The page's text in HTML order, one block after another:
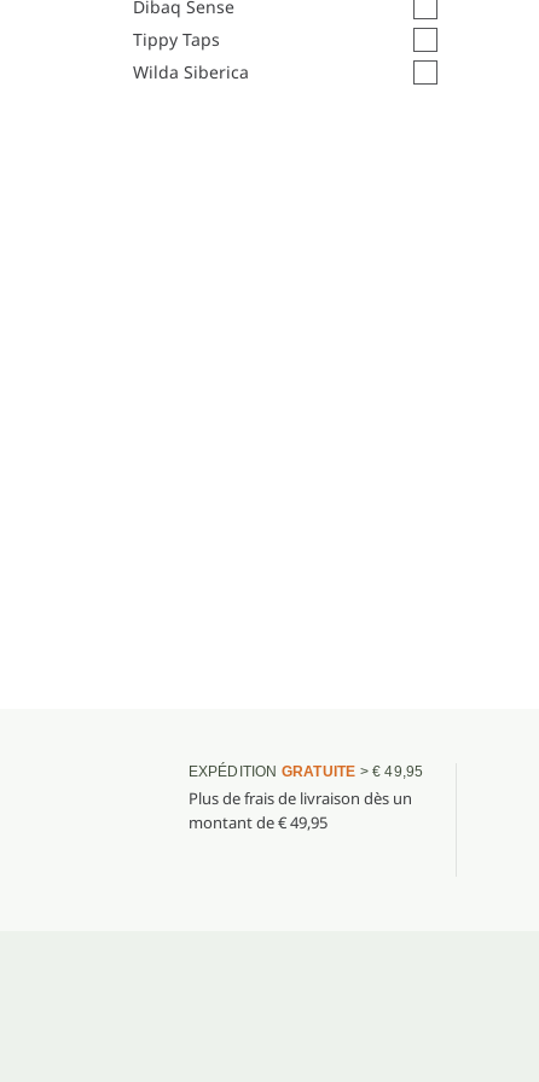
Dibaq Sense
Tippy Taps
Wilda Siberica
EXPÉDITION GRATUITE > € 49,95
Plus de frais de livraison dès un
montant de € 49,95